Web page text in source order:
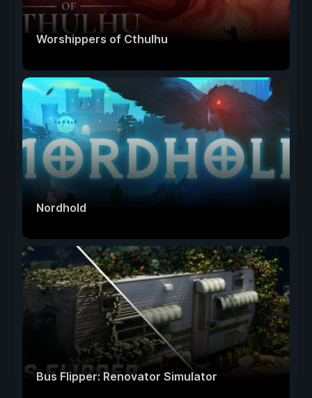
Worshippers of Cthulhu
Nordhold
Bus Flipper: Renovator Simulator